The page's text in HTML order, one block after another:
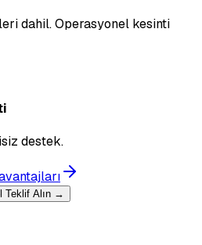
dahil. Operasyonel kesinti
destek.
Teklif Alın →